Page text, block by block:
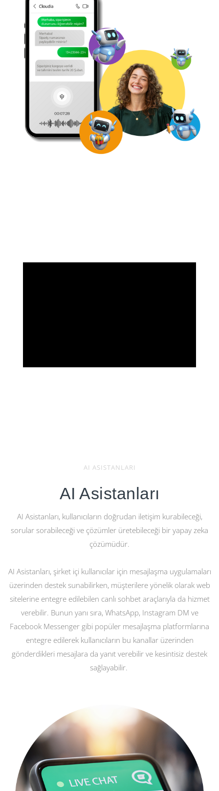
AI ASISTANLARI
AI Asistanları
AI Asistanları, kullanıcıların doğrudan iletişim kurabileceği,
sorular sorabileceği ve çözümler üretebileceği bir yapay zeka
çözümüdür.
AI Asistanları, şirket içi kullanıcılar için mesajlaşma uygulamaları
üzerinden destek sunabilirken, müşterilere yönelik olarak web
sitelerine entegre edilebilen canlı sohbet araçlarıyla da hizmet
verebilir. Bunun yanı sıra, WhatsApp, Instagram DM ve
Facebook Messenger gibi popüler mesajlaşma platformlarına
entegre edilerek kullanıcıların bu kanallar üzerinden
gönderdikleri mesajlara da yanıt verebilir ve kesintisiz destek
sağlayabilir.